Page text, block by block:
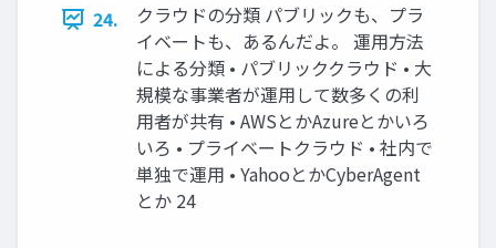
24.
クラウドの分類 パブリックも、プラ
イベートも、あるんだよ。 運用方法
による分類 • パブリッククラウド • 大
規模な事業者が運用して数多くの利
用者が共有 • AWSとかAzureとかいろ
いろ • プライベートクラウド • 社内で
単独で運用 • YahooとかCyberAgent
とか 24